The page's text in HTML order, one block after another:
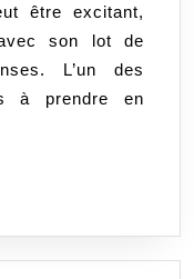
être excitant,
son lot de
L’un des
à prendre en